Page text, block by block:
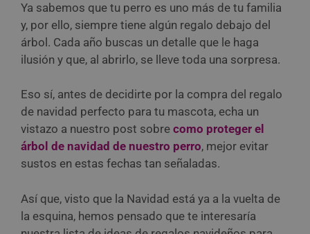
Ya sabemos que tu perro es uno más de tu familia
y, por ello, siempre tiene algún regalo debajo del
árbol. Cada año buscas un detalle que le haga
ilusión y que, al abrirlo, se lleve toda una sorpresa.
Eso sí, antes de decidirte por la compra del regalo
de navidad perfecto para tu mascota, echa un
vistazo a nuestro post sobre como proteger el
árbol de navidad de nuestro perro, mejor evitar
sustos en estas fechas tan señaladas.
Así que, visto que la Navidad está ya a la vuelta de
la esquina, hemos pensado que te interesaría